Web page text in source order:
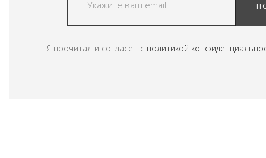
Я прочитал и согласен с политикой